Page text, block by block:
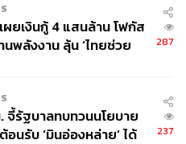
เผยเงินกู้ 4 แสนล้าน โฟกัส
นพลังงาน ลุ้น ‘ไทยช่วย
287
จี้รัฐบาลทบทวนนโยบาย
อนรับ ‘มินอ่องหล่าย’ ได้
237